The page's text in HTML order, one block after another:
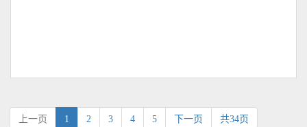
上一页 1 2 3 4 5 下一页 共34页